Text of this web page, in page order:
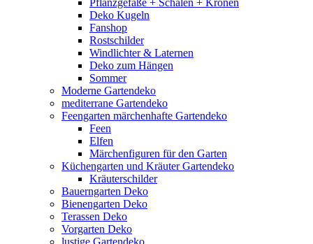
Pflanzgefäße + Schalen + Kronen
Deko Kugeln
Fanshop
Rostschilder
Windlichter & Laternen
Deko zum Hängen
Sommer
Moderne Gartendeko
mediterrane Gartendeko
Feengarten märchenhafte Gartendeko
Feen
Elfen
Märchenfiguren für den Garten
Küchengarten und Kräuter Gartendeko
Kräuterschilder
Bauerngarten Deko
Bienengarten Deko
Terassen Deko
Vorgarten Deko
lustige Gartendeko